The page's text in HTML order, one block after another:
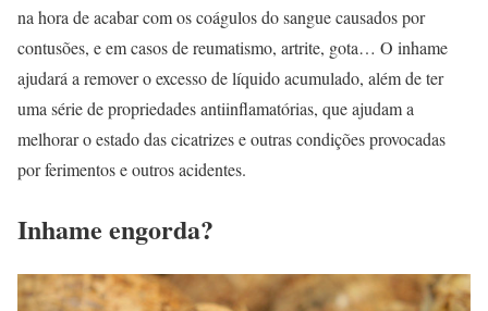
na hora de acabar com os coágulos do sangue causados por
contusões, e em casos de reumatismo, artrite, gota… O inhame
ajudará a remover o excesso de líquido acumulado, além de ter
uma série de propriedades antiinflamatórias, que ajudam a
melhorar o estado das cicatrizes e outras condições provocadas
por ferimentos e outros acidentes.
Inhame engorda?